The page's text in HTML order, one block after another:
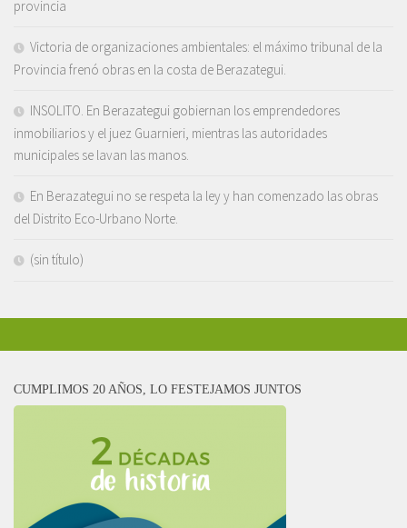
provincia
Victoria de organizaciones ambientales: el máximo tribunal de la
Provincia frenó obras en la costa de Berazategui.
INSOLITO. En Berazategui gobiernan los emprendedores
inmobiliarios y el juez Guarnieri, mientras las autoridades
municipales se lavan las manos.
En Berazategui no se respeta la ley y han comenzado las obras
del Distrito Eco-Urbano Norte.
(sin título)
CUMPLIMOS 20 AÑOS, LO FESTEJAMOS JUNTOS